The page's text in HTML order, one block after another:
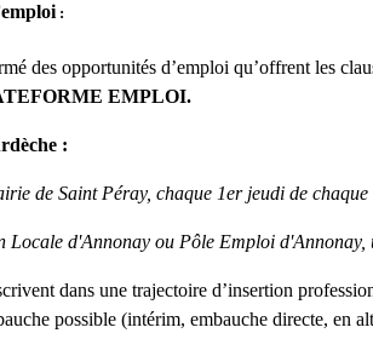
:
des opportunités d’emploi qu’offrent les
EMPLOI.
:
de Saint Péray, chaque 1er jeudi de
Locale d'Annonay ou Pôle Emploi d'Annonay,
dans une trajectoire d’insertion
possible (intérim, embauche directe, en